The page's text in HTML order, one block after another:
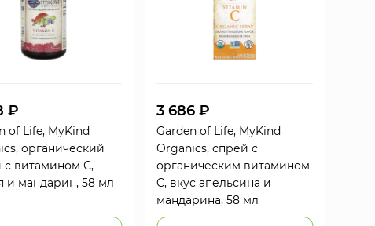
₽
of Life, MyKind
органический
с витамином С,
и мандарин, 58 мл
3 686 ₽
Garden of Life, MyKind
Organics, спрей с
органическим витамином
C, вкус апельсина и
мандарина, 58 мл